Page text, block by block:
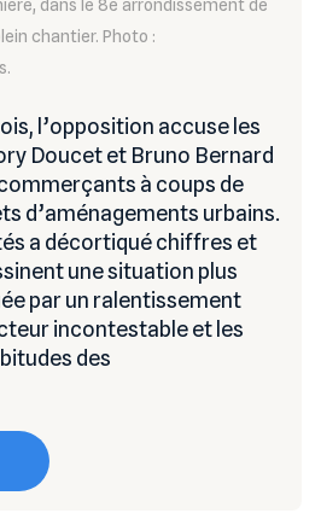
dans le 8e arrondissement de
chantier. Photo :
l’opposition accuse les
Doucet et Bruno Bernard
à coups de
d’aménagements urbains.
a décortiqué chiffres et
une situation plus
par un ralentissement
incontestable et les
des